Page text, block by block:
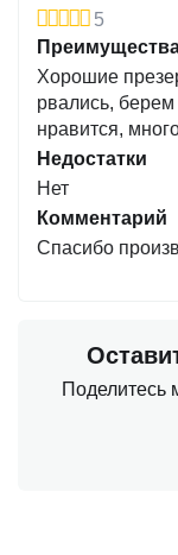
Ультратонкие,
плотная средняя
полового акта.
Бренд: Elasun
Количество в
Ширина
Длина, мм: 160
5
Хорошие
рвались,
нравится,
Недостатки
Нет
Комментарий
Спасибо
Поделитесь